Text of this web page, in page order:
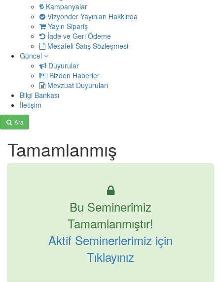
Kampanyalar
Vizyonder Yayınları Hakkında
Yayın Sipariş
İade ve Geri Ödeme
Mesafeli Satış Sözleşmesi
Güncel
Duyurular
Bizden Haberler
Mevzuat Duyuruları
Bilgi Bankası
İletişim
Ara
Tamamlanmış
Bu Seminerimiz
Tamamlanmıştır!
Aktif Seminerlerimiz için
Tıklayınız